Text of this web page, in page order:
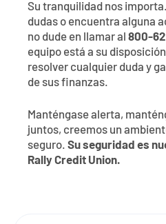
Su tranquilidad nos
dudas o encuentra alguna
no dude en llamar al 800-
equipo está a su
resolver cualquier duda y
de sus finanzas.
Manténgase alerta,
juntos, creemos un
seguro. Su seguridad es
Rally Credit Union.